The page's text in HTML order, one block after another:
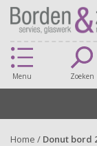
Menu Zoeken
Home / Donut bord